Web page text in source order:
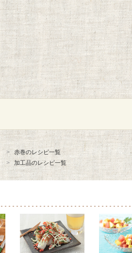
赤巻のレシピ一覧
加工品のレシピ一覧